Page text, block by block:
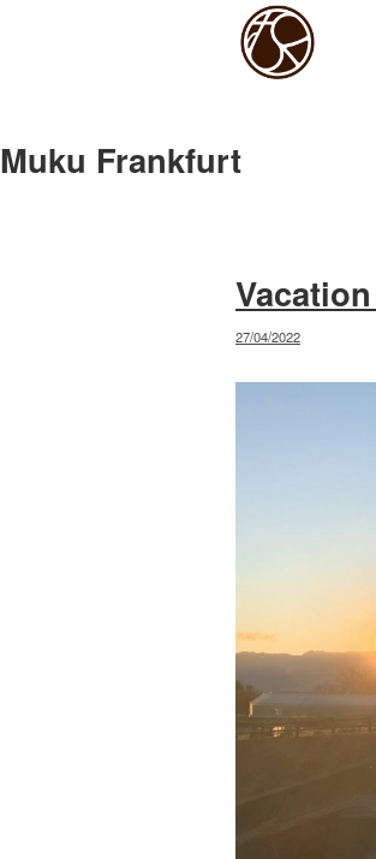
コ
ン
テ
へ
Muku Frankfurt
投
日:
27/04/2022